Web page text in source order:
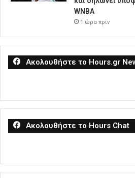
WNBA
1 ώρα πρίν
Ακολουθήστε το Hours.gr
Ακολουθήστε το Hours Chat